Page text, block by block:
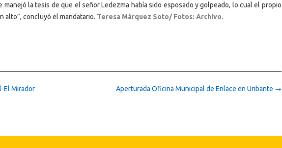
manejó la tesis de que el señor Ledezma había sido esposado y golpeado, lo cual el propio
alto”, concluyó el mandatario. Teresa Márquez Soto/ Fotos: Archivo.
Aperturada Oficina Municipal de Enlace en Uribante →
El Mirador